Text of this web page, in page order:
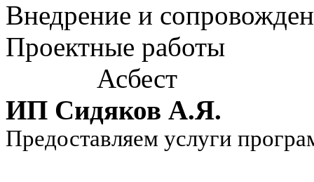
Внедрение и
Проектные работы
Асбест
ИП Сидяков А.Я.
Предоставляем услуги